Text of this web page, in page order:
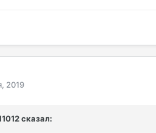
2019
сказал: